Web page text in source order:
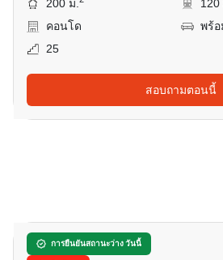
200 ม.
คอนโด
พร้อ
25
สอบถามตอนนี้
การยืนยันสถานะว่าง วันนี้
โนเบิล รีโคล